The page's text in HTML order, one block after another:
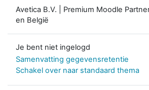
Avetica B.V. | Premium Moodle
en België
Je bent niet ingelogd
Samenvatting gegevensretentie
Schakel over naar standaard thema